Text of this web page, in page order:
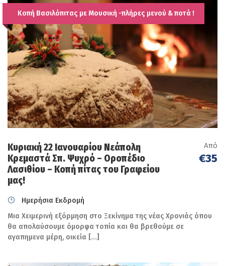
Κοπή Βασιλόπιτας με Μουσική -πλήρες μενού & ποτά !
Κυριακή 22 Iανουαρίου Νεάπολη
Κρεμαστά Σπ. Ψυχρό – Οροπέδιο
Λασιθίου – Κοπή πίτας του Γραφείου
μας!
Από
€35
Ημερήσια Εκδρομή
Μια Χειμερινή εξόρμηση στο Ξεκίνημα της νέας Χρονιάς όπου
θα απολαύσουμε όμορφα τοπία και θα βρεθούμε σε
αγαπημενα μέρη, οικεία […]